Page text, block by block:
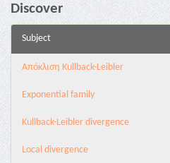
Discover
Subject
Aπόκλιση Kullback-Leibler
Exponential family
Kullback-Leibler divergence
Local divergence